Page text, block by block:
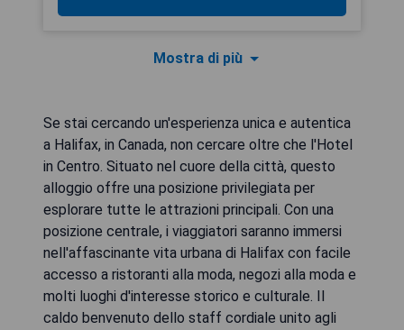
Mostra di più
Se stai cercando un'esperienza unica e autentica
a Halifax, in Canada, non cercare oltre che l'Hotel
in Centro. Situato nel cuore della città, questo
alloggio offre una posizione privilegiata per
esplorare tutte le attrazioni principali. Con una
posizione centrale, i viaggiatori saranno immersi
nell'affascinante vita urbana di Halifax con facile
accesso a ristoranti alla moda, negozi alla moda e
molti luoghi d'interesse storico e culturale. Il
caldo benvenuto dello staff cordiale unito agli